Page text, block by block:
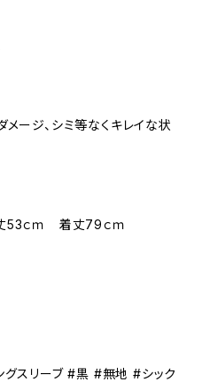
メージ、シミ等なくキレイな状
ｃｍ 着丈79ｃｍ
スリーブ #黒 #無地 #シック